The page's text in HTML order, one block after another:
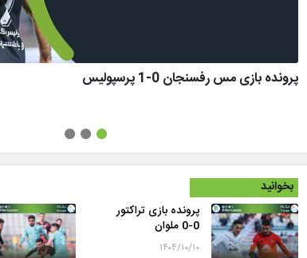
پرونده بازی مس رفسنجان 0-1 پرسپولیس
بخوانید
پرونده بازی تراکتور
0-0 ملوان
۱۴۰۴/۱۰/۱۰